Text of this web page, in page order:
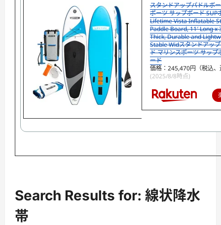
スタンドアップパドルボ
ポーツ サップボード SUP
Lifetime Vista Inflatable
Paddle Board, 11′ Long x
Thick, Durable and
Stable Widスタンドアッ
ド マリンスポーツ サップ
ード
価格：245,470円（税込
(2025/8/8時点)
Search Results for: 線状降水
帯